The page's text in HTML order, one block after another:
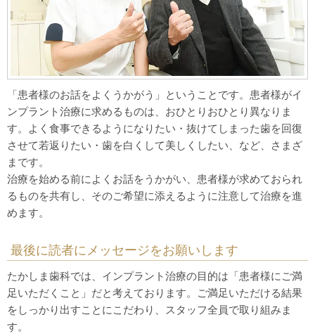
「患者様のお話をよくうかがう」ということです。患者様がイ
ンプラント治療に求めるものは、おひとりおひとり異なりま
す。よく食事できるようになりたい・抜けてしまった歯を回復
させて若返りたい・歯を白くして美しくしたい、など、さまざ
まです。
治療を始める前によくお話をうかがい、患者様が求めておられ
るものを共有し、そのご希望に添えるように注意して治療を進
めます。
最後に読者にメッセージをお願いします
たかしま歯科では、インプラント治療の目的は「患者様にご満
足いただくこと」だと考えております。ご満足いただける結果
をしっかり出すことにこだわり、スタッフ全員で取り組みま
す。